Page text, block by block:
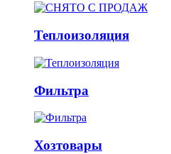
Теплоизоляция
Фильтра
Хозтовары